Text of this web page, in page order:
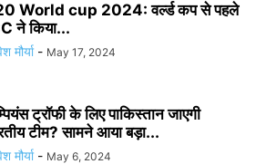
World cup 2024: वर्ल्ड कप से पहले
ने किया...
मौर्या - May 17, 2024
ट्रॉफी के लिए पाकिस्तान जाएगी
टीम? सामने आया बड़ा...
मौर्या - May 6, 2024